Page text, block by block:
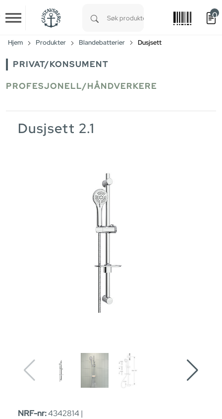
Skip to main content
0
Hjem Produkter Blandebatterier Dusjsett
PRIVAT/KONSUMENT
PROFESJONELL/HÅNDVERKERE
Dusjsett 2.1
NRF-nr:4342814 |